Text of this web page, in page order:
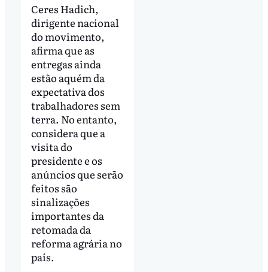
Ceres Hadich,
dirigente nacional
do movimento,
afirma que as
entregas ainda
estão aquém da
expectativa dos
trabalhadores sem
terra. No entanto,
considera que a
visita do
presidente e os
anúncios que serão
feitos são
sinalizações
importantes da
retomada da
reforma agrária no
país.